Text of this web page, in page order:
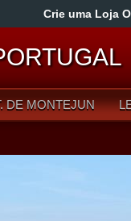
DE MONTEJUNTO
Crie uma Loja